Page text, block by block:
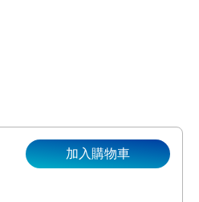
加入購物車